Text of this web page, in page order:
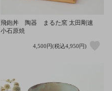
飛鉋丼 陶器 まるた窯 太田剛速
小石原焼
4,500円(税込4,950円)